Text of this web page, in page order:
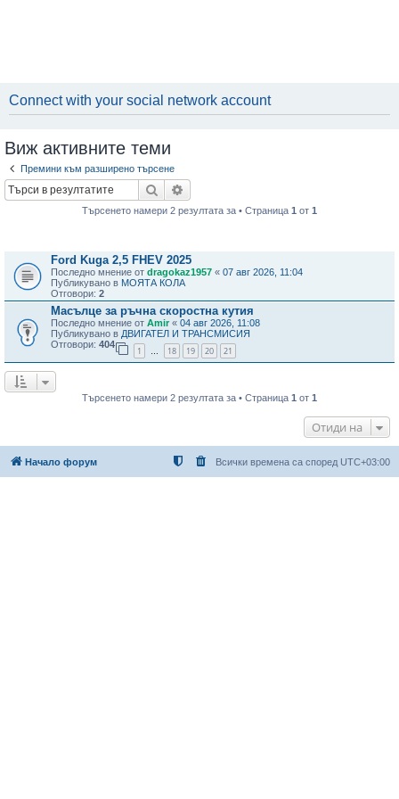
Connect with your social network account
Виж активните теми
Премини към разширено търсене
Търсене
Търсенето намери 2 резултата за • Страница 1 от 1
Ford Kuga 2,5 FHEV 2025
Последно мнение от dragokaz1957 « 07 авг 2026, 11:04
Публикувано в МОЯТА КОЛА
Отговори: 2
Масълце за ръчна скоростна кутия
Последно мнение от Amir « 04 авг 2026, 11:08
Публикувано в ДВИГАТЕЛ И ТРАНСМИСИЯ
Отговори: 404
1 … 18 19 20 21
Търсенето намери 2 резултата за • Страница 1 от 1
Отиди на
Начало форум Всички времена са според UTC+03:00